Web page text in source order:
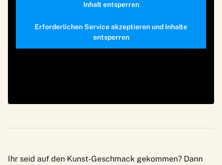
Inhalt entsperren
Erforderlichen Service akzeptieren und Inhalte
entsperren
Ihr seid auf den Kunst-Geschmack gekommen? Dann